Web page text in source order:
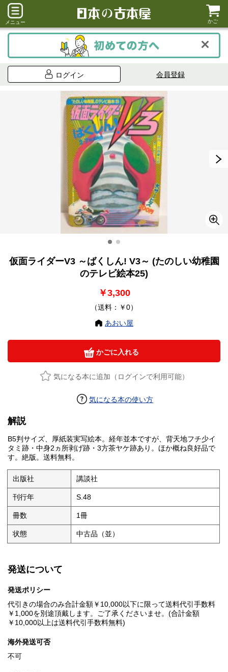
メニュー かご
ログイン 会員登録
仮面ライダーV3 ～ばくしん! V3～ (たのしい幼稚園
のテレビ絵本25)
￥3,300
（送料：￥0）
あおい屋
かごに入れる
気になる本に追加（ログインで利用可能）
気になる本の使い方
解説
B5判サイズ、厚紙装実写絵本。経年並本ですが、背天地フチ少イ
タミ跡・中身2ヵ所剥げ跡・3方茶ヤケ跡あり。ほか概ね良好品で
す。絶版。送料無料。
出版社 講談社
刊行年 S.48
冊数 1冊
状態 中古品（並）
発送について
発送ポリシー
代引きの場合のみ合計金額￥10,000以下に限って送料代引手数料
￥1,000を別途頂戴します。ご了承くださいませ。(合計金額
￥10,000以上は送料代引手数料無料)
海外発送可否
不可